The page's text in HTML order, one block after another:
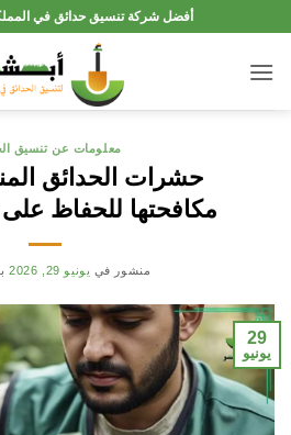
أفضل شركة تنسيق حدائق في
معلومات عن تنسيق
حشرات الحدائق
مكافحتها للحفاظ
منشور في يونيو 29, 2026
29
يونيو